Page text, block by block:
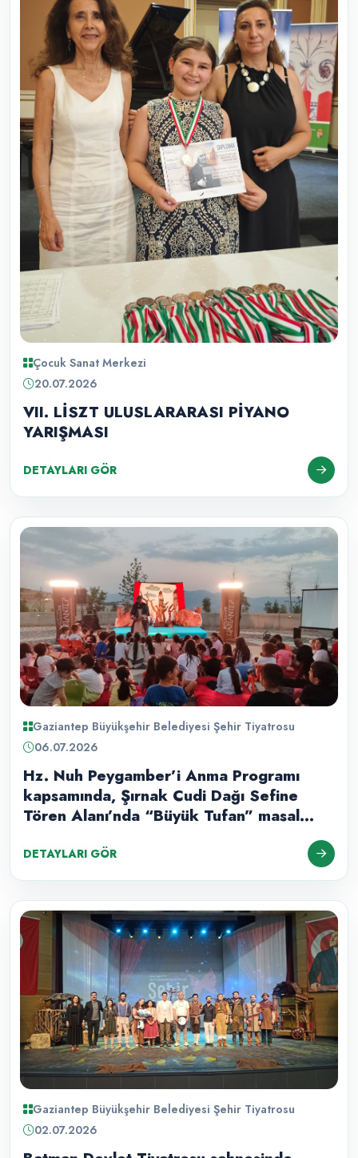
Çocuk Sanat Merkezi
20.07.2026
VII. LİSZT ULUSLARARASI PİYANO
YARIŞMASI
DETAYLARI GÖR
Gaziantep Büyükşehir Belediyesi Şehir Tiyatrosu
06.07.2026
Hz. Nuh Peygamber’i Anma Programı
kapsamında, Şırnak Cudi Dağı Sefine
Tören Alanı’nda “Büyük Tufan” masal
anlatımı ile izleyicilerimizle buluşturduk.
DETAYLARI GÖR
Gaziantep Büyükşehir Belediyesi Şehir Tiyatrosu
02.07.2026